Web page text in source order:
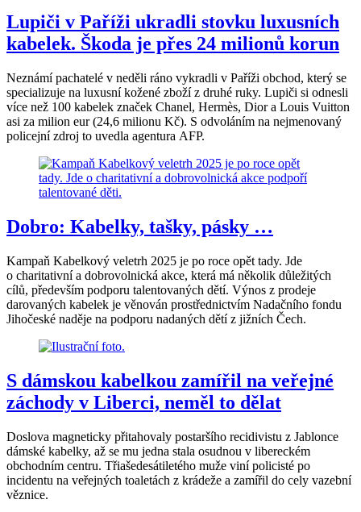
Lupiči v Paříži ukradli stovku luxusních
kabelek. Škoda je přes 24 milionů korun
Neznámí pachatelé v neděli ráno vykradli v Paříži obchod, který se
specializuje na luxusní kožené zboží z druhé ruky. Lupiči si odnesli
více než 100 kabelek značek Chanel, Hermès, Dior a Louis Vuitton
asi za milion eur (24,6 milionu Kč). S odvoláním na nejmenovaný
policejní zdroj to uvedla agentura AFP.
Dobro: Kabelky, tašky, pásky …
Kampaň Kabelkový veletrh 2025 je po roce opět tady. Jde
o charitativní a dobrovolnická akce, která má několik důležitých
cílů, především podporu talentovaných dětí. Výnos z prodeje
darovaných kabelek je věnován prostřednictvím Nadačního fondu
Jihočeské naděje na podporu nadaných dětí z jižních Čech.
S dámskou kabelkou zamířil na veřejné
záchody v Liberci, neměl to dělat
Doslova magneticky přitahovaly postaršího recidivistu z Jablonce
dámské kabelky, až se mu jedna stala osudnou v libereckém
obchodním centru. Třiašedesátiletého muže viní policisté po
incidentu na veřejných toaletách z krádeže a zamířil do cely vazební
věznice.